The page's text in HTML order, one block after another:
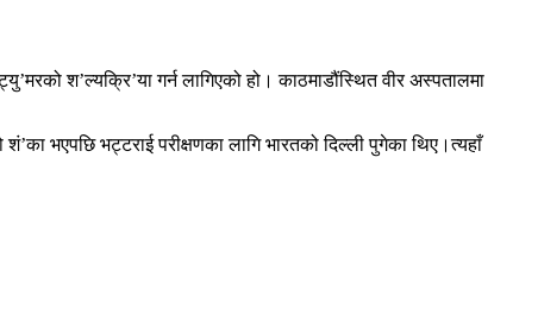
श’ल्यक्रि’या गर्न लागिएको हो। काठमाडौंस्थित वीर अस्पतालमा
भएपछि भट्टराई परीक्षणका लागि भारतको दिल्ली पुगेका थिए।त्यहाँ